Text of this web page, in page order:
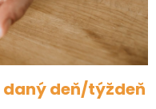
daný deň/týždeň